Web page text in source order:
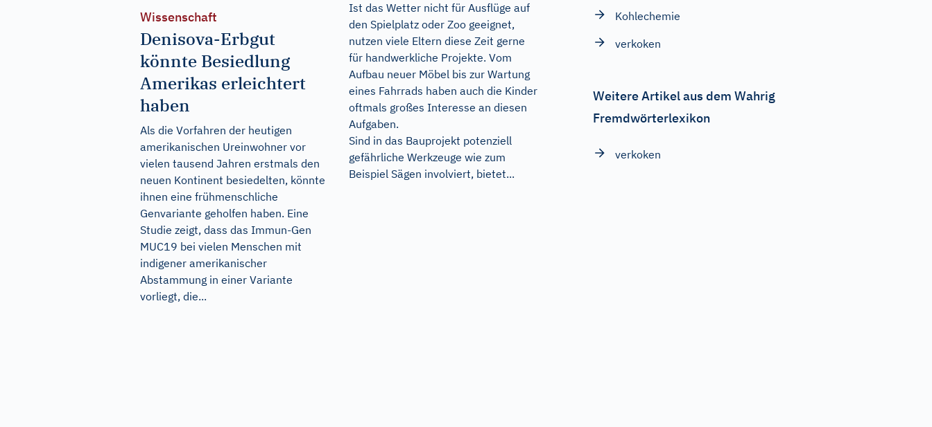
Wissenschaft
Denisova-Erbgut
könnte Besiedlung
Amerikas erleichtert
haben
Als die Vorfahren der heutigen
amerikanischen Ureinwohner vor
vielen tausend Jahren erstmals den
neuen Kontinent besiedelten, könnte
ihnen eine frühmenschliche
Genvariante geholfen haben. Eine
Studie zeigt, dass das Immun-Gen
MUC19 bei vielen Menschen mit
indigener amerikanischer
Abstammung in einer Variante
vorliegt, die...
Ist das Wetter nicht für Ausflüge auf
den Spielplatz oder Zoo geeignet,
nutzen viele Eltern diese Zeit gerne
für handwerkliche Projekte. Vom
Aufbau neuer Möbel bis zur Wartung
eines Fahrrads haben auch die Kinder
oftmals großes Interesse an diesen
Aufgaben.
Sind in das Bauprojekt potenziell
gefährliche Werkzeuge wie zum
Beispiel Sägen involviert, bietet...
Kohlechemie
verkoken
Weitere Artikel aus dem Wahrig
Fremdwörterlexikon
verkoken